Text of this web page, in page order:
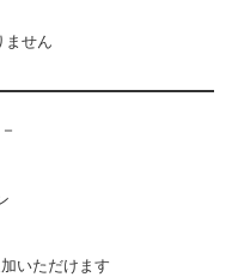
ません
いただけます